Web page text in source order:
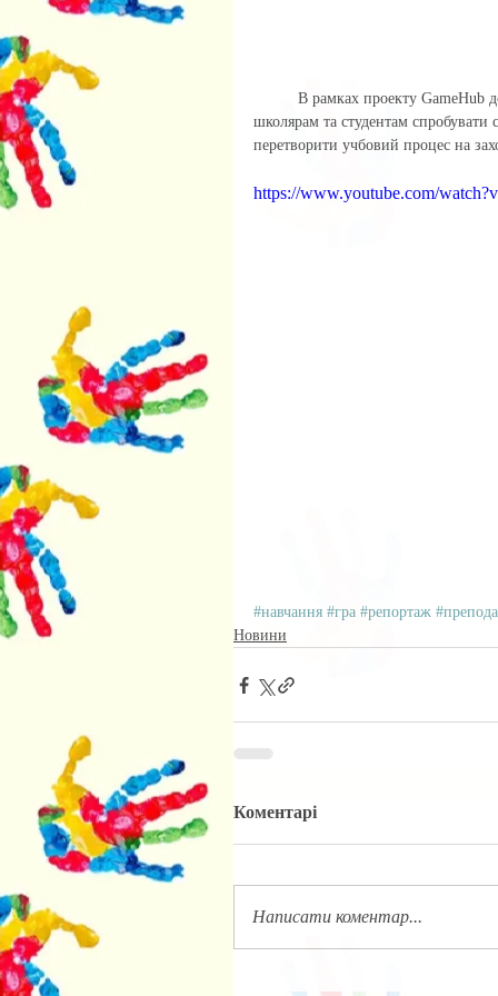
школярам та студентам спробувати
перетворити учбовий процес на
https://www.youtube.com/
#навчання #гра #репортаж
Новини
Коментарі
Написати коментар...